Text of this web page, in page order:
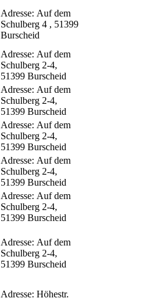
Adresse: Auf dem
Schulberg 4 , 51399
Burscheid
Adresse: Auf dem
Schulberg 2-4,
51399 Burscheid
Adresse: Auf dem
Schulberg 2-4,
51399 Burscheid
Adresse: Auf dem
Schulberg 2-4,
51399 Burscheid
Adresse: Auf dem
Schulberg 2-4,
51399 Burscheid
Adresse: Auf dem
Schulberg 2-4,
51399 Burscheid
Adresse: Auf dem
Schulberg 2-4,
51399 Burscheid
Adresse: Höhestr.